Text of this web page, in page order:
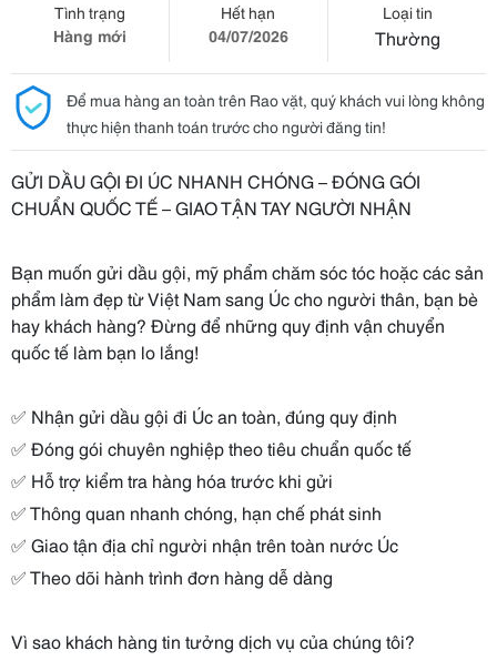
Tình trạng
Hàng mới
Hết hạn
04/07/2026
Loại tin
Thường
Để mua hàng an toàn trên Rao vặt, quý khách vui lòng không
thực hiện thanh toán trước cho người đăng tin!
GỬI DẦU GỘI ĐI ÚC NHANH CHÓNG – ĐÓNG GÓI
CHUẨN QUỐC TẾ – GIAO TẬN TAY NGƯỜI NHẬN
Bạn muốn gửi dầu gội, mỹ phẩm chăm sóc tóc hoặc các sản
phẩm làm đẹp từ Việt Nam sang Úc cho người thân, bạn bè
hay khách hàng? Đừng để những quy định vận chuyển
quốc tế làm bạn lo lắng!
✅ Nhận gửi dầu gội đi Úc an toàn, đúng quy định
✅ Đóng gói chuyên nghiệp theo tiêu chuẩn quốc tế
✅ Hỗ trợ kiểm tra hàng hóa trước khi gửi
✅ Thông quan nhanh chóng, hạn chế phát sinh
✅ Giao tận địa chỉ người nhận trên toàn nước Úc
✅ Theo dõi hành trình đơn hàng dễ dàng
Vì sao khách hàng tin tưởng dịch vụ của chúng tôi?